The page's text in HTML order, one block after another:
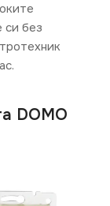
си без
DOMO